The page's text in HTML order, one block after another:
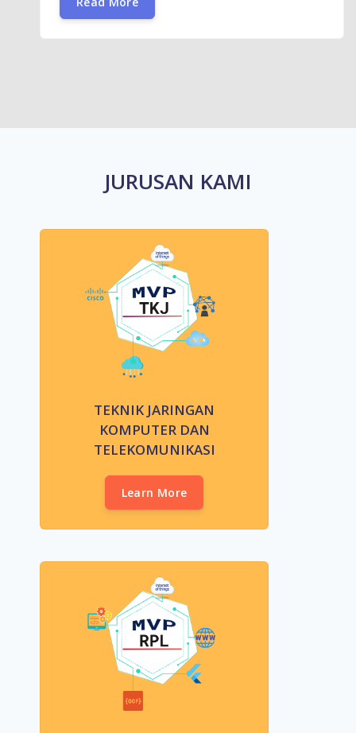
JURUSAN KAMI
TEKNIK JARINGAN
KOMPUTER DAN
TELEKOMUNIKASI
Learn More